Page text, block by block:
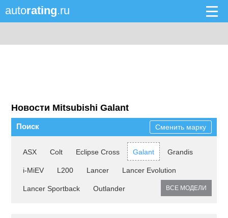
autorating.ru
Новости Mitsubishi Galant
Поиск Сменить марку
ASX Colt Eclipse Cross Galant Grandis
i-MiEV L200 Lancer Lancer Evolution
Lancer Sportback Outlander ВСЕ МОДЕЛИ